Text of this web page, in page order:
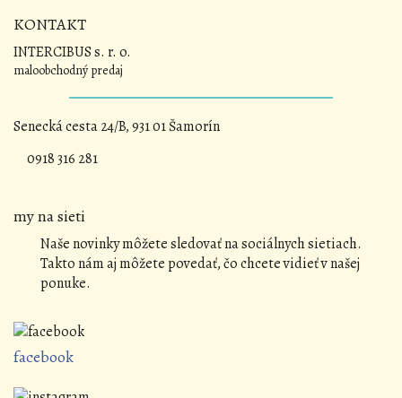
KONTAKT
INTERCIBUS s. r. o.
maloobchodný predaj
Senecká cesta 24/B, 931 01 Šamorín
0918 316 281
my na sieti
Naše novinky môžete sledovať na sociálnych sietiach.
Takto nám aj môžete povedať, čo chcete vidieť v našej
ponuke.
facebook